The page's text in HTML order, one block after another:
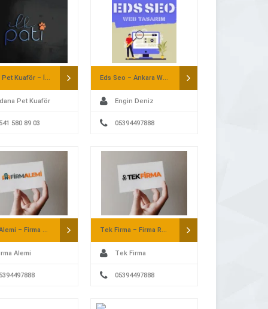
Adana Pet Kuaför – İlk Pati
Pet Kuaför
580 89 03
Eds Seo – Ankara Web Tasarım
Engin Deniz
05394497888
Firma Alemi – Firma Rehberi
Alemi
Tek Firma – Firma Rehberi
Tek Firma
05394497888